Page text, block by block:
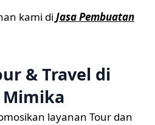
kami di Jasa Pembuatan
& Travel di
layanan Tour dan